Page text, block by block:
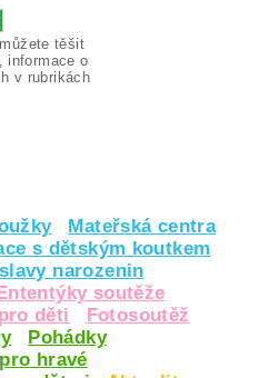
těšit
informace o
v rubrikách
Mateřská centra
s dětským koutkem
narozenin
Ententýky soutěže
děti
Fotosoutěž
Pohádky
hravé